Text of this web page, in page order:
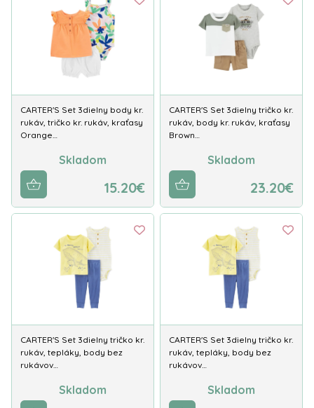
CARTER'S Set 3dielny body kr.
rukáv, tričko kr. rukáv, kraťasy
Orange…
Skladom
15.20€
CARTER'S Set 3dielny tričko kr.
rukáv, body kr. rukáv, kraťasy
Brown…
Skladom
23.20€
CARTER'S Set 3dielny tričko kr.
rukáv, tepláky, body bez
rukávov…
Skladom
CARTER'S Set 3dielny tričko kr.
rukáv, tepláky, body bez
rukávov…
Skladom